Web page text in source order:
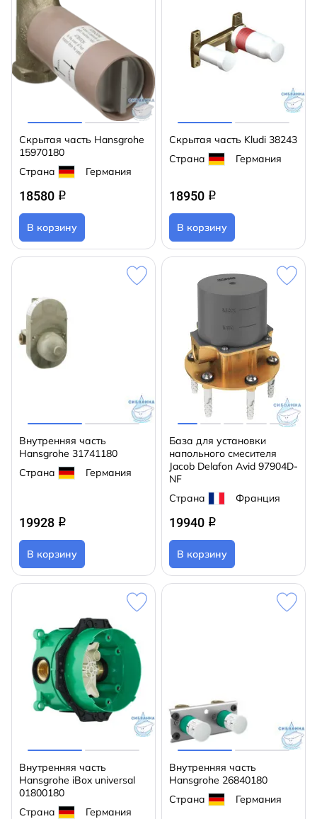
Скрытая часть Hansgrohe
15970180
Страна
Германия
18580 q
В корзину
Скрытая часть Kludi 38243
Страна
Германия
18950 q
В корзину
Внутренняя часть
Hansgrohe 31741180
Страна
Германия
19928 q
В корзину
База для установки
напольного смесителя
Jacob Delafon Avid 97904D-
NF
Страна
Франция
19940 q
В корзину
Внутренняя часть
Hansgrohe iBox universal
01800180
Страна
Германия
Внутренняя часть
Hansgrohe 26840180
Страна
Германия